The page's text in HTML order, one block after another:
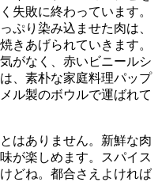
失敗に終わっています。
ぷり染み込ませた肉は、
きあげられていきます。
がなく、赤いビニールシ
、素朴な家庭料理パップ
ル製のボウルで運ばれて
はありません。新鮮な肉
が楽しめます。スパイス
どね。都合さえよければ